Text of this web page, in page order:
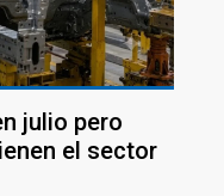
julio pero
el sector